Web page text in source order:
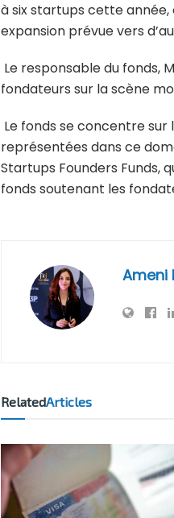
à six startups cette année,
expansion prévue vers
Le responsable du fonds,
fondateurs sur la scène
Le fonds se concentre sur
représentées dans ce
Startups Founders Funds,
fonds soutenant les
Ameni
RelatedArticles